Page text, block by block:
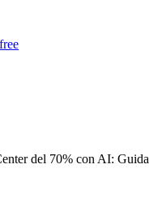
del 70% con AI: Guida